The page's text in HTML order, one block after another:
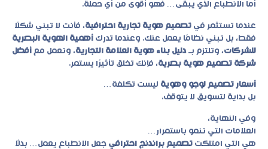
أما الانطباع الذي يبقى… فهو أقوى من أي حملة.
عندما تستثمر في تصميم هوية تجارية احترافية، فأنت لا تبني شكلًا
فقط، بل تبني نظامًا يعمل عنك. وعندما تدرك أهمية الهوية البصرية
للشركات، وتلتزم بـ دليل بناء هوية العلامة التجارية، وتعمل مع أفضل
شركة تصميم هوية بصرية، فإنك تخلق تأثيرًا يستمر.
أسعار تصميم لوجو وهوية ليست تكلفة…
بل بداية لتسويق لا يتوقف.
وفي النهاية،
العلامات التي تنمو باستمرار…
هي التي امتلكت تصميم براندنج احترافي جعل الانطباع يعمل… بدلًا